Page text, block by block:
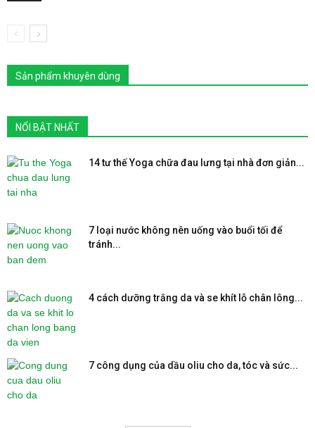
Sản phẩm khuyên dùng
NỔI BẬT NHẤT
14 tư thế Yoga chữa đau lưng tại nhà đơn giản...
7 loại nước không nên uống vào buổi tối để
tránh...
4 cách dưỡng trắng da và se khít lỗ chân lông...
7 công dụng của dầu oliu cho da, tóc và sức...